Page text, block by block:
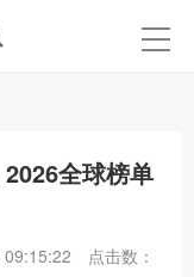
全球榜单
点击数：